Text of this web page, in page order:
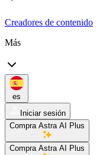
Creadores de contenido
Más
es
Iniciar sesión
Compra Astra AI Plus
Compra Astra AI Plus